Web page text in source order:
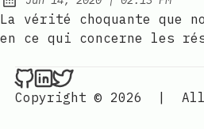
Published:
La vérité choquante que
en ce qui concerne les
Nenba Jonathan on
Nenba Jonathan on
Nenba Jonathan
Copyright © 2026
|